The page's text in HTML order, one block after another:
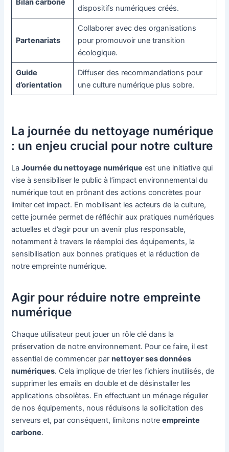
dispositifs numériques créés.
Partenariats
Collaborer avec des organisations
pour promouvoir une transition
écologique.
Guide
d’orientation
Diffuser des recommandations pour
une culture numérique plus sobre.
La journée du nettoyage numérique
: un enjeu crucial pour notre culture
LaJournée du nettoyage numérique est une initiative qui
vise à sensibiliser le public à l’impact environnemental du
numérique tout en prônant des actions concrètes pour
limiter cet impact. En mobilisant les acteurs de la culture,
cette journée permet de réfléchir aux pratiques numériques
actuelles et d’agir pour un avenir plus responsable,
notamment à travers le réemploi des équipements, la
sensibilisation aux bonnes pratiques et la réduction de
notre empreinte numérique.
Agir pour réduire notre empreinte
numérique
Chaque utilisateur peut jouer un rôle clé dans la
préservation de notre environnement. Pour ce faire, il est
essentiel de commencer parnettoyer ses données
numériques. Cela implique de trier les fichiers inutilisés, de
supprimer les emails en double et de désinstaller les
applications obsolètes. En effectuant un ménage régulier
de nos équipements, nous réduisons la sollicitation des
serveurs et, par conséquent, limitons notreempreinte
carbone.